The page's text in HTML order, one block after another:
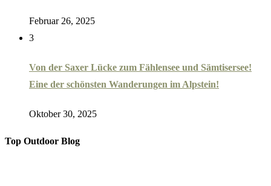
Februar 26, 2025
3
Von der Saxer Lücke zum Fählensee und Sämtisersee!
Eine der schönsten Wanderungen im Alpstein!
Oktober 30, 2025
Top Outdoor Blog